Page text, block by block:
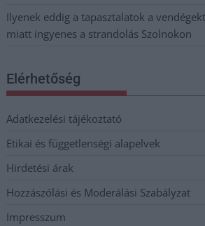
Ilyenek eddig a tapasztalatok a
miatt ingyenes a strandolás Szolnokon
Elérhetőség
Adatkezelési tájékoztató
Etikai és függetlenségi alapelvek
Hirdetési árak
Hozzászólási és Moderálási Szabályzat
Impresszum